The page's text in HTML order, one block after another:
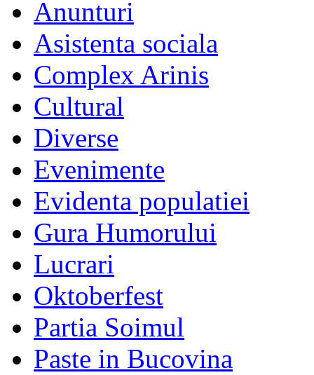
Anunturi
Asistenta sociala
Complex Arinis
Cultural
Diverse
Evenimente
Evidenta populatiei
Gura Humorului
Lucrari
Oktoberfest
Partia Soimul
Paste in Bucovina